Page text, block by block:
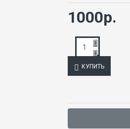
1000р.
КУПИТЬ